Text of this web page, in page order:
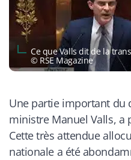
Ce que Valls dit de la
© RSE Magazine
Une partie important du
ministre Manuel Valls, a
Cette très attendue
nationale a été